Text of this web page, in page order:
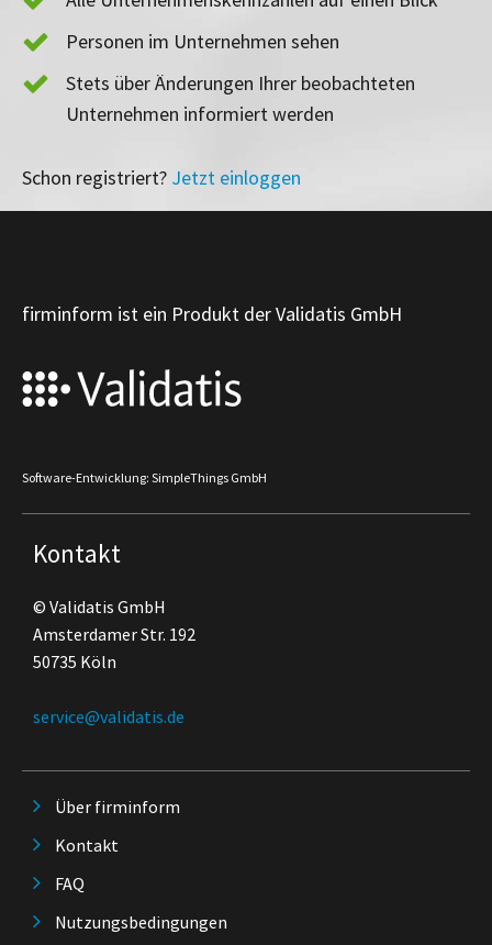
Personen im Unternehmen sehen
Stets über Änderungen Ihrer beobachteten
Unternehmen informiert werden
Schon registriert? Jetzt einloggen
firminform ist ein Produkt der Validatis GmbH
Software-Entwicklung: SimpleThings GmbH
Kontakt
© Validatis GmbH
Amsterdamer Str. 192
50735 Köln
service@validatis.de
Über firminform
Kontakt
FAQ
Nutzungsbedingungen